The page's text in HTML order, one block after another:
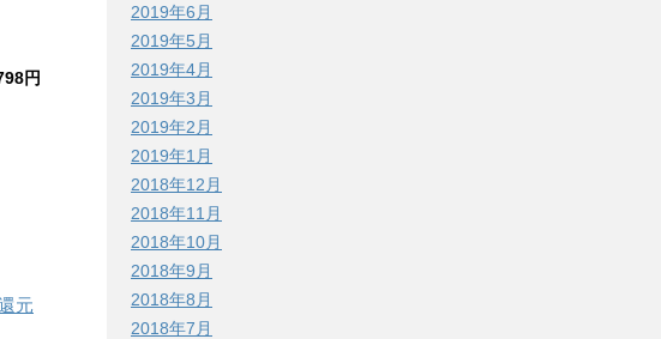
円
元
2019年6月
2019年5月
2019年4月
2019年3月
2019年2月
2019年1月
2018年12月
2018年11月
2018年10月
2018年9月
2018年8月
2018年7月